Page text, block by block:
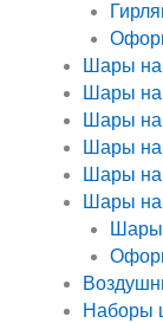
Шары на
Шары на
Шары
Шары на
Шары
Шары на
Шары
Наборы